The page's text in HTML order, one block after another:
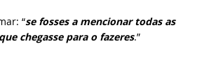
“se fosses a mencionar todas as
chegasse para o fazeres.”